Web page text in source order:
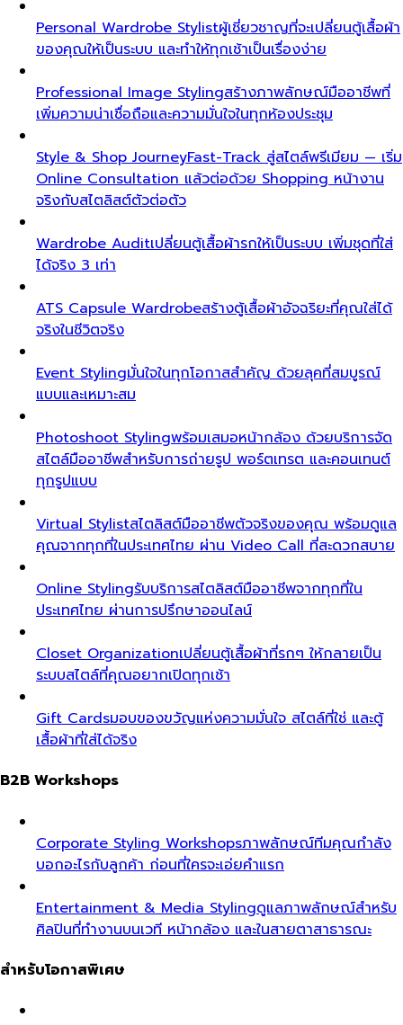
Personal Wardrobe Stylistผู้เชี่ยวชาญที่จะเปลี่ยนตู้เสื้อผ้า
ของคุณให้เป็นระบบ และทำให้ทุกเช้าเป็นเรื่องง่าย
Professional Image Stylingสร้างภาพลักษณ์มืออาชีพที่
เพิ่มความน่าเชื่อถือและความมั่นใจในทุกห้องประชุม
Style & Shop JourneyFast-Track สู่สไตล์พรีเมียม — เริ่ม
Online Consultation แล้วต่อด้วย Shopping หน้างาน
จริงกับสไตลิสต์ตัวต่อตัว
Wardrobe Auditเปลี่ยนตู้เสื้อผ้ารกให้เป็นระบบ เพิ่มชุดที่ใส่
ได้จริง 3 เท่า
ATS Capsule Wardrobeสร้างตู้เสื้อผ้าอัจฉริยะที่คุณใส่ได้
จริงในชีวิตจริง
Event Stylingมั่นใจในทุกโอกาสสำคัญ ด้วยลุคที่สมบูรณ์
แบบและเหมาะสม
Photoshoot Stylingพร้อมเสมอหน้ากล้อง ด้วยบริการจัด
สไตล์มืออาชีพสำหรับการถ่ายรูป พอร์ตเทรต และคอนเทนต์
ทุกรูปแบบ
Virtual Stylistสไตลิสต์มืออาชีพตัวจริงของคุณ พร้อมดูแล
คุณจากทุกที่ในประเทศไทย ผ่าน Video Call ที่สะดวกสบาย
Online Stylingรับบริการสไตลิสต์มืออาชีพจากทุกที่ใน
ประเทศไทย ผ่านการปรึกษาออนไลน์
Closet Organizationเปลี่ยนตู้เสื้อผ้าที่รกๆ ให้กลายเป็น
ระบบสไตล์ที่คุณอยากเปิดทุกเช้า
Gift Cardsมอบของขวัญแห่งความมั่นใจ สไตล์ที่ใช่ และตู้
เสื้อผ้าที่ใส่ได้จริง
B2B Workshops
Corporate Styling Workshopsภาพลักษณ์ทีมคุณกำลัง
บอกอะไรกับลูกค้า ก่อนที่ใครจะเอ่ยคำแรก
Entertainment & Media Stylingดูแลภาพลักษณ์สำหรับ
ศิลปินที่ทำงานบนเวที หน้ากล้อง และในสายตาสาธารณะ
สำหรับโอกาสพิเศษ